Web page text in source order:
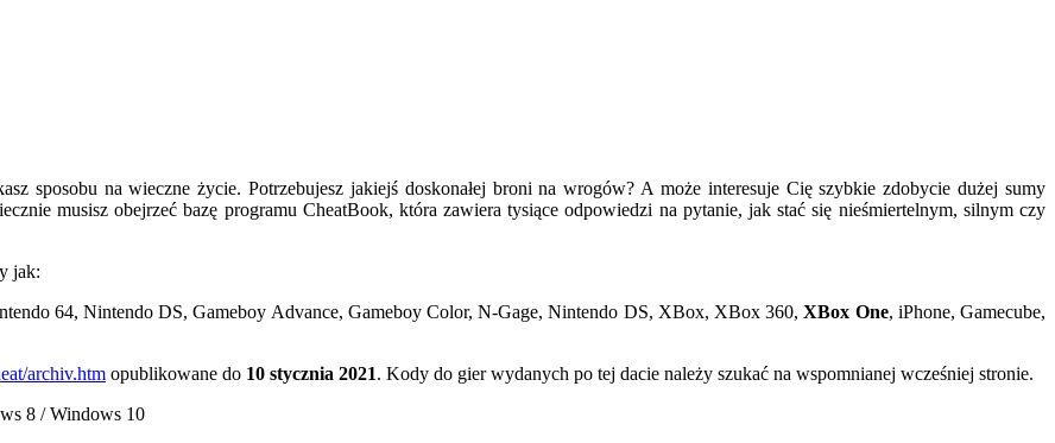
sposobu na wieczne życie. Potrzebujesz jakiejś doskonałej broni na wrogów? A może interesuje Cię szybkie zdobycie dużej sumy
musisz obejrzeć bazę programu CheatBook, która zawiera tysiące odpowiedzi na pytanie, jak stać się nieśmiertelnym, silnym czy
jak:
64, Nintendo DS, Gameboy Advance, Gameboy Color, N-Gage, Nintendo DS, XBox, XBox 360,XBox One, iPhone, Gamecube,
archiv.htm opublikowane do 10 stycznia 2021. Kody do gier wydanych po tej dacie należy szukać na wspomnianej wcześniej stronie.
8 / Windows 10